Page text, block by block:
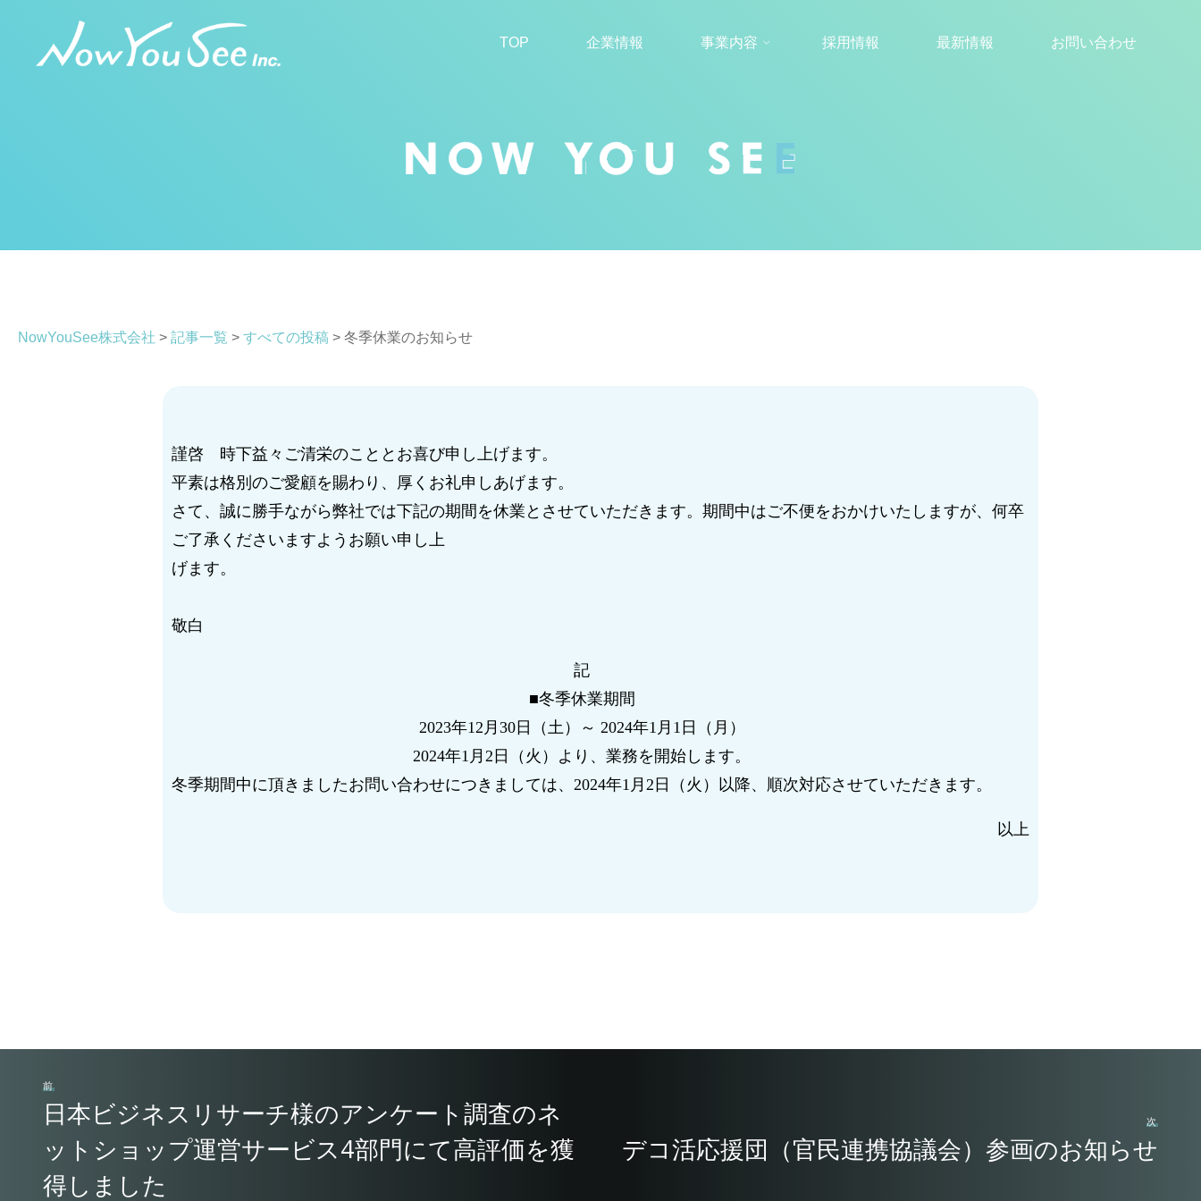
TOP 企業情報 事業内容 採用情報 最新情報 お問い合わせ
NowYouSee株式会社 > 記事一覧 > すべての投稿 > 冬季休業のお知らせ
謹啓 時下益々ご清栄のこととお喜び申し上げます。
平素は格別のご愛顧を賜わり、厚くお礼申しあげます。
さて、誠に勝手ながら弊社では下記の期間を休業とさせていただきます。期間中はご不便をおかけいたしますが、何卒
ご了承くださいますようお願い申し上
げます。
敬白
記
■冬季休業期間
2023年12月30日（土）～ 2024年1月1日（月）
2024年1月2日（火）より、業務を開始します。
冬季期間中に頂きましたお問い合わせにつきましては、2024年1月2日（火）以降、順次対応させていただきます。
以上
前
日本ビジネスリサーチ様のアンケート調査のネ
ットショップ運営サービス4部門にて高評価を獲
得しました
次
デコ活応援団（官民連携協議会）参画のお知らせ